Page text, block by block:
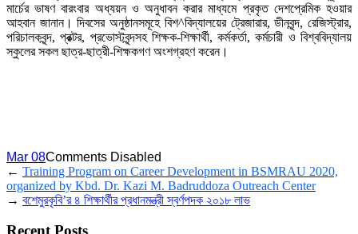
মার্চের ভাষণ বারংবার অধ্যয়ন ও অনুধাবন করার মাধ্যমে প্রকৃত দেশপ্রেমিক হওয়ার
আহবান জানান। দিবসের অনুষ্ঠানসমূহে বিশ^বিদ্যালয়ের ট্রেজারার, ডীনবৃন্দ, রেজিস্ট্রার,
পরিচালকবৃন্দ, প্রক্টর, প্রভোস্টবৃন্দসহ শিক্ষক-শিক্ষার্থী, কর্মকর্তা, কর্মচারী ও বিশ্ববিদ্যালয়
স্কুলের সকল ছাত্র-ছাত্রী-শিক্ষকগণ অংশগ্রহণ করেন।
Mar 08Comments Disabled
← Training Program on Career Development in BSMRAU 2020,
organized by Kbd. Dr. Kazi M. Badruddoza Outreach Center
→ বশেমুরকৃবি’র ৪ শিক্ষার্থীর প্রধানমন্ত্রী স্বর্ণপদক ২০১৮ লাভ